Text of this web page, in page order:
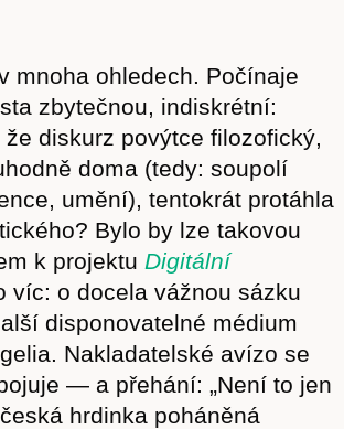
mnoha ohledech. Počínaje
zbytečnou, indiskrétní:
diskurz povýtce filozofický,
doma (tedy: soupolí
umění), tentokrát protáhla
Bylo by lze takovou
k projektu Digitální
víc: o docela vážnou sázku
disponovatelné médium
Nakladatelské avízo se
— a přehání: „Není to jen
hrdinka poháněná